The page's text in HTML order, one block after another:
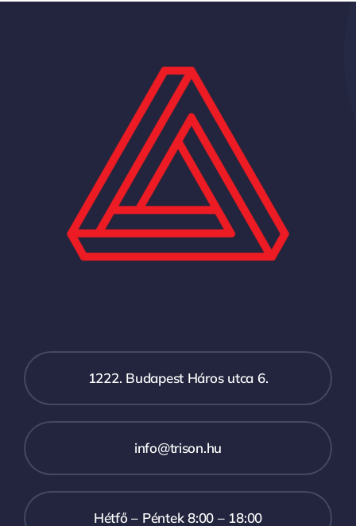
1222. Budapest Háros utca 6.
info@trison.hu
Hétfő – Péntek 8:00 – 18:00